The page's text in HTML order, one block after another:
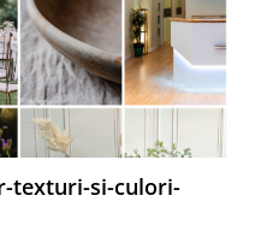
texturi-si-culori-